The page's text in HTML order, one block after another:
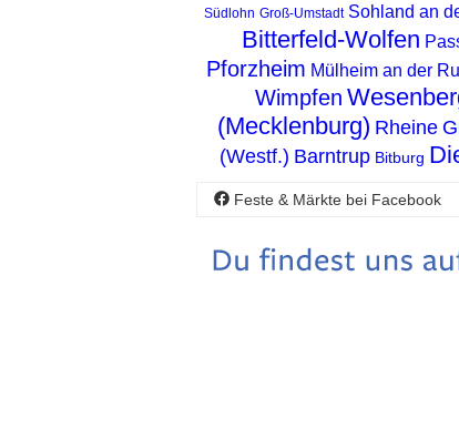
Südlohn Groß-Umstadt Sohland an
Bitterfeld-Wolfen
Pforzheim Mülheim an der
Wimpfen
(Mecklenburg) Rheine
(Westf.) Barntrup Bitburg
Feste & Märkte bei Facebook